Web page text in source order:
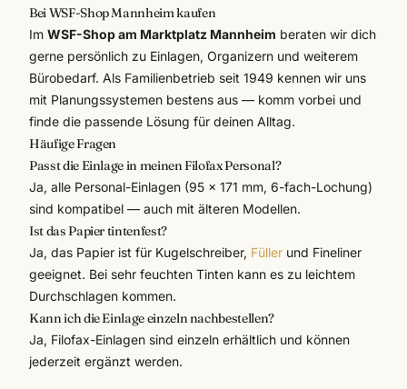
Bei WSF-Shop Mannheim kaufen
Im WSF-Shop am Marktplatz Mannheim beraten wir dich
gerne persönlich zu Einlagen, Organizern und weiterem
Bürobedarf. Als Familienbetrieb seit 1949 kennen wir uns
mit Planungssystemen bestens aus — komm vorbei und
finde die passende Lösung für deinen Alltag.
Häufige Fragen
Passt die Einlage in meinen Filofax Personal?
Ja, alle Personal-Einlagen (95 × 171 mm, 6-fach-Lochung)
sind kompatibel — auch mit älteren Modellen.
Ist das Papier tintenfest?
Ja, das Papier ist für Kugelschreiber, Füller und Fineliner
geeignet. Bei sehr feuchten Tinten kann es zu leichtem
Durchschlagen kommen.
Kann ich die Einlage einzeln nachbestellen?
Ja, Filofax-Einlagen sind einzeln erhältlich und können
jederzeit ergänzt werden.